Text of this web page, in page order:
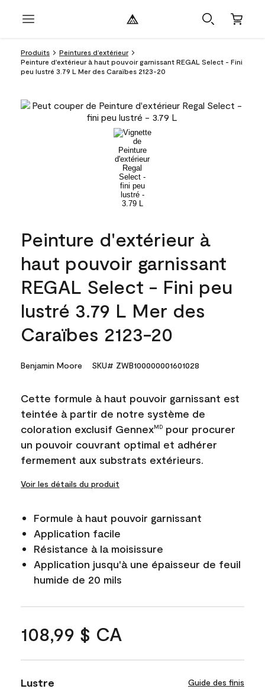
Produits
Peintures d’extérieur
Peinture d'extérieur à haut pouvoir garnissant REGAL Select - Fini
peu lustré 3.79 L Mer des Caraïbes 2123-20
Peinture d'extérieur à
haut pouvoir garnissant
REGAL Select - Fini peu
lustré 3.79 L Mer des
Caraïbes 2123-20
Benjamin Moore SKU# ZWB100000001601028
Cette formule à haut pouvoir garnissant est
teintée à partir de notre système de
coloration exclusif GennexMD pour procurer
un pouvoir couvrant optimal et adhérer
fermement aux substrats extérieurs.
Voir les détails du produit
Formule à haut pouvoir garnissant
Application facile
Résistance à la moisissure
Application jusqu'à une épaisseur de feuil
humide de 20 mils
108,99 $ CA
Lustre Guide des finis